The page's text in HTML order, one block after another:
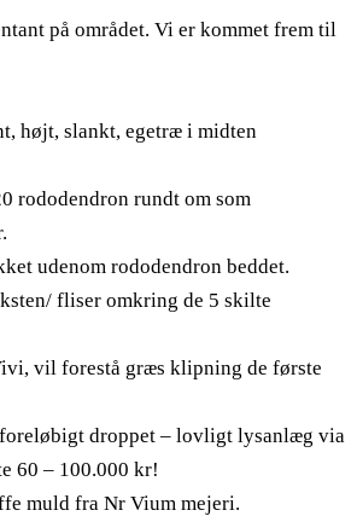
på området. Vi er kommet frem til
højt, slankt, egetræ i midten
rododendron rundt om som
udenom rododendron beddet.
fliser omkring de 5 skilte
vil forestå græs klipning de første
droppet – lovligt lysanlæg via
60 – 100.000 kr!
muld fra Nr Vium mejeri.